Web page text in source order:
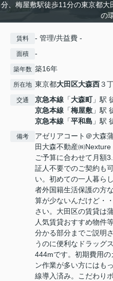
分、梅屋敷駅徒歩11分の東京都
の
賃料 - 管理/共益費 -
面積 -
築年数 築16年
所在地 東京都大田区大森西３
交通 京急本線 「大森町」駅
京急本線 「梅屋敷 」駅
京急本線 「平和島 」駅
備考
アゼリアコート＠大森
田大森不動産㈱Nexture
ご予算に合わせて月額
証人不要でのご契約も
い。初めての一人暮ら
者外国籍生活保護の方
算が少ないんだけど・
さい。大田区の賃貸は
人気賃貸おすすめ物件
分かる部分までご説明
うのに便利なドラッグ
444mです。初期費用
ン作業が多い方にはも
線導入済み。こだわり